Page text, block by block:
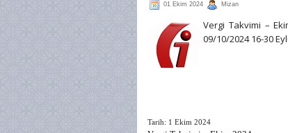
01 Ekim 2024 Mizan
Vergi Takvimi –
09/10/2024 16-30
Tarih: 1 Ekim 2024